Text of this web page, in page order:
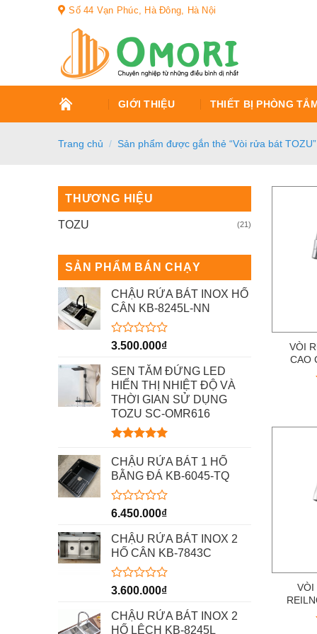
Số 44 Vạn Phúc, Hà Đông, Hà Nội
TRANG
CHỦ
GIỚI THIỆU THIẾT BỊ PHÒNG
Trang chủ / Sản phẩm được gắn thẻ “Vòi rửa bát TOZU”
THƯƠNG HIỆU
TOZU (21)
SẢN PHẨM BÁN CHẠY
CHẬU RỬA BÁT INOX HỐ
CÂN KB-8245L-NN
Được
hạng
0
5
sao
3.500.000₫
SEN TẮM ĐỨNG LED
HIỂN THỊ NHIỆT ĐỘ VÀ
THỜI GIAN SỬ DỤNG
TOZU SC-OMR616
hạng 5.00
5 sao
CHẬU RỬA BÁT 1 HỐ
BẰNG ĐÁ KB-6045-TQ
Được
hạng
0
5
sao
6.450.000₫
CHẬU RỬA BÁT INOX 2
HỐ CÂN KB-7843C
Được
hạng
0
3.600.000₫
CHẬU RỬA BÁT INOX 2
HỐ LỆCH KB-8245L
VÒI
CAO
VÒI